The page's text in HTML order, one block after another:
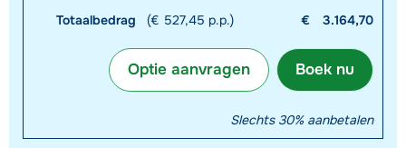
Totaalbedrag (€ 527,45 p.p.) € 3.164,70
Boek nu
Optie aanvragen
Slechts 30% aanbetalen